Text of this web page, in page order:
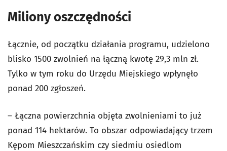
Miliony oszczędności
Łącznie, od początku działania programu, udzielono
blisko 1500 zwolnień na łączną kwotę 29,3 mln zł.
Tylko w tym roku do Urzędu Miejskiego wpłynęło
ponad 200 zgłoszeń.
– Łączna powierzchnia objęta zwolnieniami to już
ponad 114 hektarów. To obszar odpowiadający trzem
Kępom Mieszczańskim czy siedmiu osiedlom